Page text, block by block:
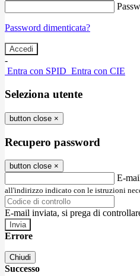
Password dimenticata?
-
Entra con SPID Entra con CIE
Seleziona utente
button close ×
Recupero password
button close ×
E-
all'indirizzo indicato con le istruzioni
E-mail inviata, si prega di
Errore
Chiudi
Successo